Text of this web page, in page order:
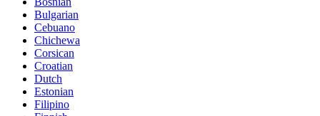
Bulgarian
Cebuano
Chichewa
Corsican
Croatian
Dutch
Estonian
Filipino